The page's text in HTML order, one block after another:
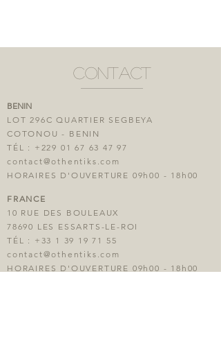
contact
BENIN
LOT 296C QUARTIER SEGBEYA
COTONOU - BENIN
TÉL : +229 01 67 63 47 97
contact@othentiks.com
HORAIRES D'OUVERTURE 09h00 - 18h00
FRANCE
10 RUE DES BOULEAUX
78690 LES ESSARTS-LE-ROI
TÉL : +33 1 39 19 71 55
contact@othentiks.com
HORAIRES D'OUVERTURE 09h00 - 18h00